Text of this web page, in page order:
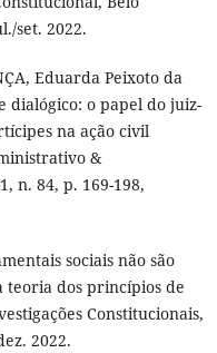
set. 2022.
Eduarda Peixoto da
dialógico: o papel do juiz-
na ação civil
&
n. 84, p. 169-198,
sociais não são
teoria dos princípios de
Constitucionais,
2022.